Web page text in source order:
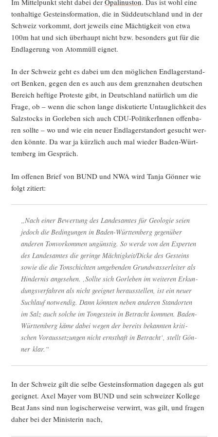
ton­hal­ti­ge Gesteins­for­ma­ti­on, die in Süd­deutsch­land und in der
Schweiz vor­kommt, dort jeweils eine Mäch­tig­keit von etwa
100m hat und sich über­haupt nicht bzw. beson­ders gut für die
End­la­ge­rung von Atom­müll eignet.
In der Schweiz geht es dabei um den mög­li­chen End­la­ger­stand­
ort Ben­ken, gegen den es auch aus dem grenz­na­hen deut­schen
Bereich hef­ti­ge Pro­tes­te gibt, in Deutsch­land natür­lich um die
Fra­ge, ob – wenn die schon lan­ge dis­ku­tier­te Untaug­lich­keit des
Salz­stocks in Gor­le­ben sich auch CDU-Poli­ti­ke­rIn­nen offen­ba­
ren soll­te – wo und wie ein neu­er End­la­ger­stand­ort gesucht wer­
den könn­te. Da war ja kürz­lich auch mal wie­der Baden-Würt­
tem­berg im Gespräch.
Im offe­nen Brief von BUND und NWA wird Tan­ja Gön­ner wie
folgt zitiert:
„Nach einer Bewer­tung des Lan­des­am­tes für Geo­lo­gie sei­en
jedoch die Bedin­gun­gen in Baden-Würt­tem­berg gegen­über
ande­ren Ton­vor­kom­men ungüns­tig. So wer­de von den Exper­ten
des Lan­des­am­tes die gerin­ge Mächtigkeit/Dicke des Gesteins
sowie die die Ton­schich­ten umge­ben­den Grund­was­ser­lei­ter als
Hin­der­nis ange­se­hen. ‚Soll­te sich Gor­le­ben im wei­te­ren Erkun­
dungs­ver­fah­ren als nicht geeig­net her­aus­stel­len, ist ein neu­er
Such­lauf not­wen­dig. Dann könn­ten neben ande­ren Stand­or­ten
im Salz auch sol­che im Ton­ge­stein in Betracht kom­men. Baden-
Würt­tem­berg käme dabei wegen der bereits bekann­ten kri­ti­
schen Vor­aus­set­zun­gen nicht ernst­haft in Betracht‘, stellt Gön­
ner klar.“
In der Schweiz gilt die sel­be Gesteins­for­ma­ti­on dage­gen als gut
geeig­net. Axel May­er vom BUND und sein schwei­zer Kol­le­ge
Beat Jans sind nun logi­scher­wei­se ver­wirrt, was gilt, und fra­gen
daher bei der Minis­te­rin nach,